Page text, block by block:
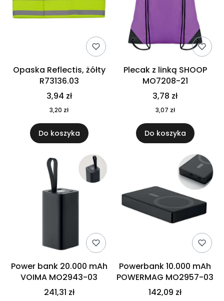
Opaska Reflectis, żółty
R73136.03
3,94 zł
3,20 zł
Do koszyka
Plecak z linką SHOOP
MO7208-21
3,78 zł
3,07 zł
Do koszyka
Power bank 20.000 mAh
VOIMA MO2943-03
241,31 zł
Powerbank 10.000 mAh
POWERMAG MO2957-03
142,09 zł